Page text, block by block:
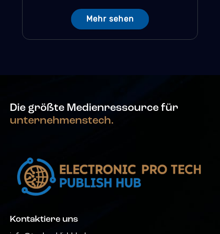
Mehr sehen
Die größte Medienressource für
unternehmenstech.
Kontaktiere uns